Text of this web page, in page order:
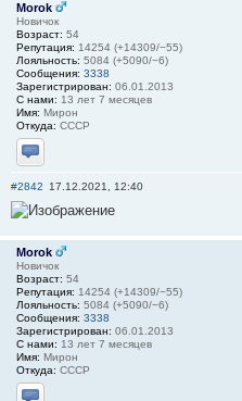
Morok
Новичок
Возраст: 54
Репутация: 14254 (+14309/−55)
Лояльность: 5084 (+5090/−6)
Сообщения: 3338
Зарегистрирован: 06.01.2013
С нами: 13 лет 7 месяцев
Имя: Мирон
Откуда: СССР
Отправить личное сообщение
#2842 17.12.2021, 12:40
Morok
Новичок
Возраст: 54
Репутация: 14254 (+14309/−55)
Лояльность: 5084 (+5090/−6)
Сообщения: 3338
Зарегистрирован: 06.01.2013
С нами: 13 лет 7 месяцев
Имя: Мирон
Откуда: СССР